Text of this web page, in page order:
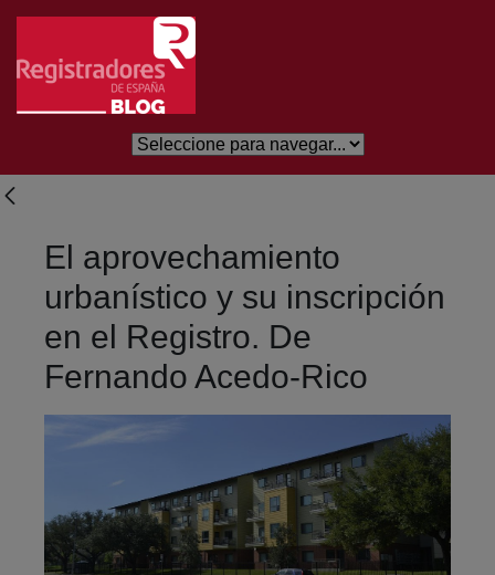
Salta al contingut principal
El aprovechamiento
urbanístico y su inscripción
en el Registro. De
Fernando Acedo-Rico